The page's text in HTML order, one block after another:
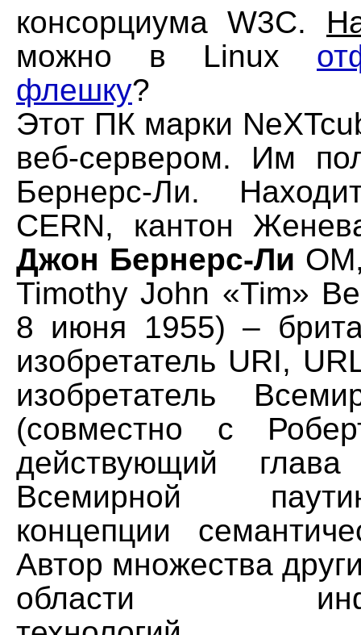
консорциума W3C.
можно в Linux
флешку?
Этот ПК марки
веб-сервером. Им
Бернерс-Ли.
CERN, кантон
Джон Бернерс-Ли
Timothy John «Tim»
8 июня 1955) –
изобретатель URI,
изобретатель
(совместно с
действующий глава
Всемирной
концепции
Автор множества
области